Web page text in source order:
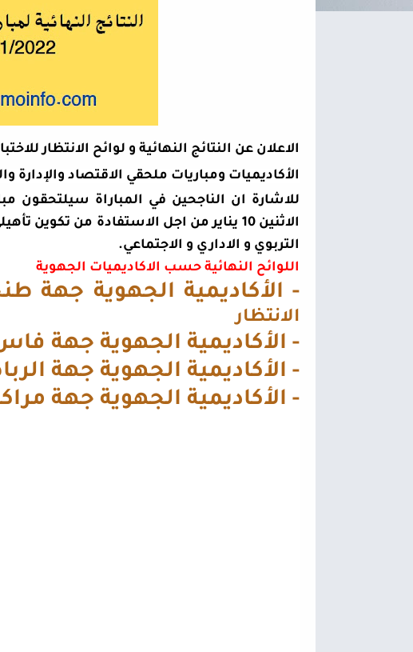
الاعلان عن النتائج النهائية و لوائح الانتظار
الأكاديميات ومباريات ملحقي الاقتصاد والإدارة
للاشارة ان الناجحين في المباراة سيلتحقون
الاثنين 10 يناير من اجل الاستفادة من
التربوي و الاداري و الاجتماعي.
اللوائح النهائية حسب الاكاديميات الجهوية
- الأكاديمية الجهوية جهة
الانتظار
- الأكاديمية الجهوية جهة
- الأكاديمية الجهوية جهة
- الأكاديمية الجهوية جهة